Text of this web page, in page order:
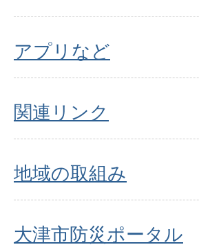
アプリなど
関連リンク
地域の取組み
大津市防災ポータル